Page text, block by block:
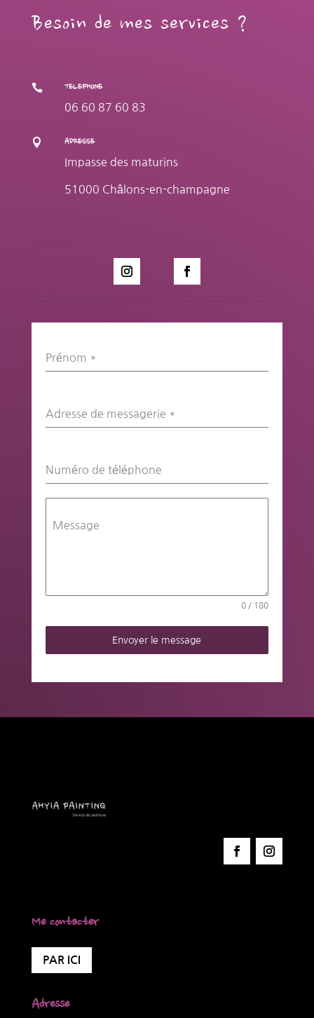
Besoin de mes services ?
 TELEPHONE
06 60 87 60 83
 ADRESSE
Impasse des maturins
51000 Châlons-en-champagne
Prénom *
Adresse de messagerie *
Numéro de téléphone
Message
0 / 180
Envoyer le message
Me contacter
PAR ICI
Adresse